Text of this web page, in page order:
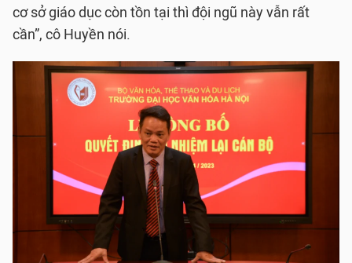
cơ sở giáo dục còn tồn tại thì đội ngũ này vẫn rất
cần”, cô Huyền nói.